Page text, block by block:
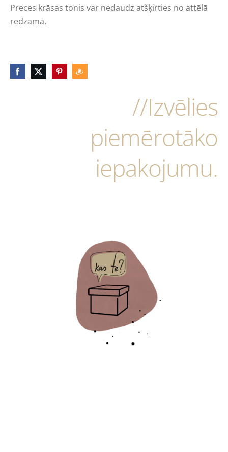
//Izvēlies
piemērotāko
iepakojumu.
Preces krāsas tonis var nedaudz atšķirties no attēlā
redzamā.